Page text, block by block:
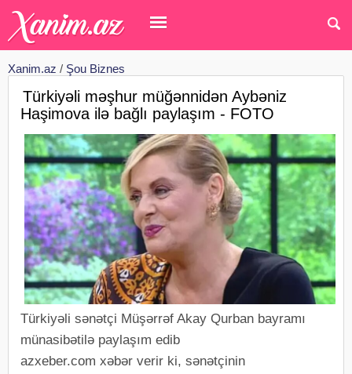
Xanim.az / Şou Biznes
Türkiyəli məşhur müğənnidən Aybəniz
Haşimova ilə bağlı paylaşım - FOTO
Türkiyəli sənətçi Müşərrəf Akay Qurban bayramı
münasibətilə paylaşım edib
azxeber.com xəbər verir ki, sənətçinin